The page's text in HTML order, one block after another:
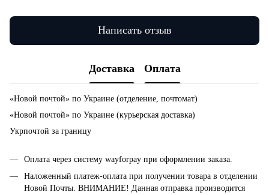
Написать отзыв
Доставка Оплата
«Новой почтой» по Украине (отделение, почтомат)
«Новой почтой» по Украине (курьерская доставка)
Укрпочтой за границу
Оплата через систему wayforpay при оформлении заказа.
Наложенный платеж-оплата при получении товара в отделении
Новой Почты. ВНИМАНИЕ! Данная отправка производится